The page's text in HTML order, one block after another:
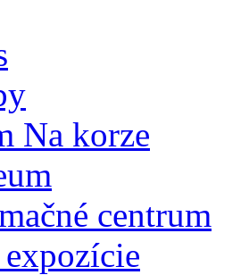
Na korze
centrum
expozície